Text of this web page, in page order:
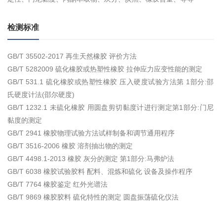
检测标准
GB/T 35502-2017 再生天然橡胶 评价方法
GB/T 5282009 硫化橡胶或热塑性橡胶 拉伸应力应变性能的测定
GB/T 531.1 硫化橡胶或热塑性橡胶 压入硬度试验方法第 1部分:邵
氏硬度计法(邵尔硬度)
GB/T 1232.1 未硫化橡胶 用圆盘剪切黏度计进行测定第1部分:门尼
黏度的测定
GB/T 2941 橡胶物理试验方法试样制备和调节通用程序
GB/T 3516-2006 橡胶 溶剂抽出物的测定
GB/T 4498.1-2013 橡胶 灰分的测定 第1部分:马弗炉法
GB/T 6038 橡胶试验胶料 配料、混炼和硫化 设备及操作程序
GB/T 7764 橡胶鉴定 红外光谱法
GB/T 9869 橡胶胶料 硫化特性的测定 圆盘振荡硫化仪法